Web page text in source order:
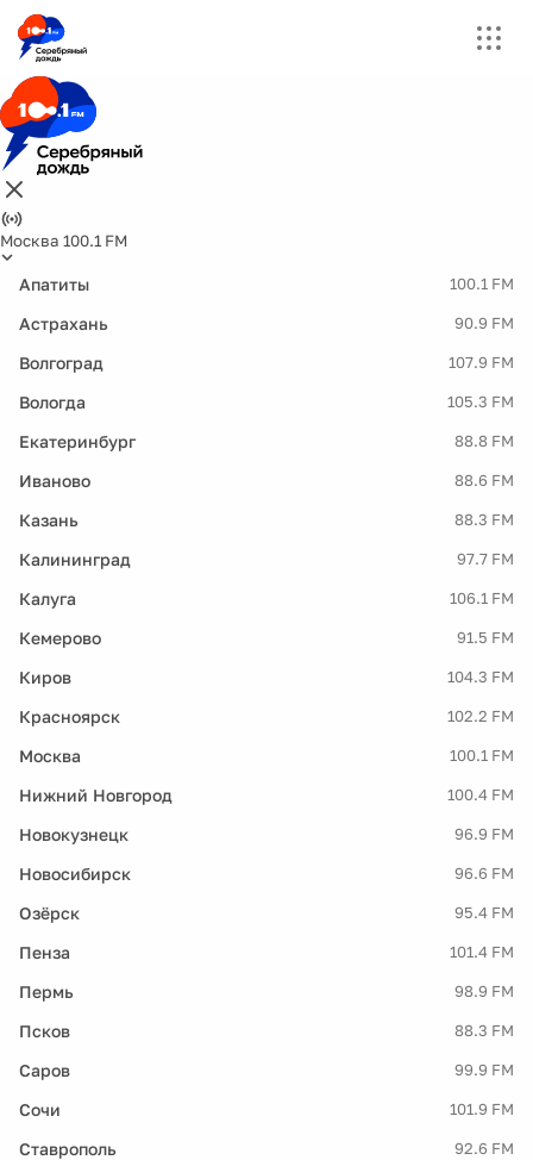
Москва 100.1 FM
Апатиты 100.1 FM
Астрахань 90.9 FM
Волгоград 107.9 FM
Вологда 105.3 FM
Екатеринбург 88.8 FM
Иваново 88.6 FM
Казань 88.3 FM
Калининград 97.7 FM
Калуга 106.1 FM
Кемерово 91.5 FM
Киров 104.3 FM
Красноярск 102.2 FM
Москва 100.1 FM
Нижний Новгород 100.4 FM
Новокузнецк 96.9 FM
Новосибирск 96.6 FM
Озёрск 95.4 FM
Пенза 101.4 FM
Пермь 98.9 FM
Псков 88.3 FM
Саров 99.9 FM
Сочи 101.9 FM
Ставрополь 92.6 FM